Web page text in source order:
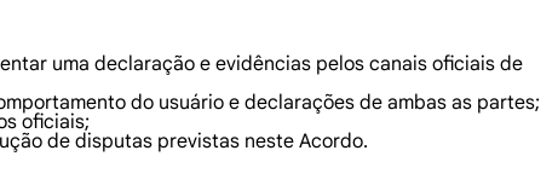
uma declaração e evidências pelos canais oficiais de
do usuário e declarações de ambas as partes;
oficiais;
de disputas previstas neste Acordo.